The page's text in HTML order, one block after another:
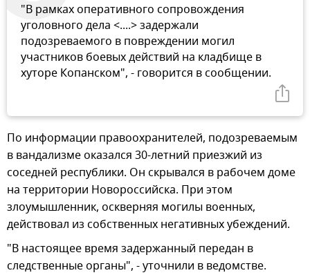
"В рамках оперативного сопровождения
уголовного дела <....> задержали
подозреваемого в повреждении могил
участников боевых действий на кладбище в
хуторе Копанском", - говорится в сообщении.
По информации правоохранителей, подозреваемым
в вандализме оказался 30-летний приезжий из
соседней республики. Он скрывался в рабочем доме
на территории Новороссийска. При этом
злоумышленник, оскверняя могилы военных,
действовал из собственных негативных убеждений.
"В настоящее время задержанный передан в
следственные органы", - уточнили в ведомстве.